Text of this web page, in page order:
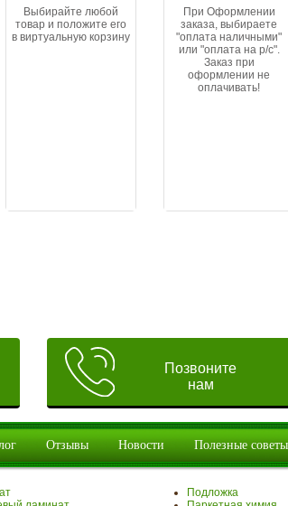
Выбирайте любой
товар и положите его
в виртуальную корзину
При Оформлении
заказа, выбираете
"оплата наличными"
или "оплата на р/с".
Заказ при
оформлении не
оплачивать!
Позвоните
нам
Отзывы Новости Полезные советы
Подложка